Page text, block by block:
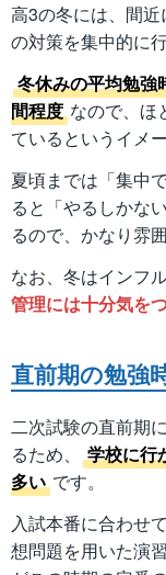
高3の冬には、間近
の対策を集中的に
冬休みの平均勉強
間程度 なので、ほ
ているというイメ
夏頃までは「集中
ると「やるしかな
るので、かなり雰
なお、冬はインフ
管理には十分気を
直前期の勉強
二次試験の直前期
るため、
学校に行
多い です。
入試本番に合わせ
想問題を用いた演